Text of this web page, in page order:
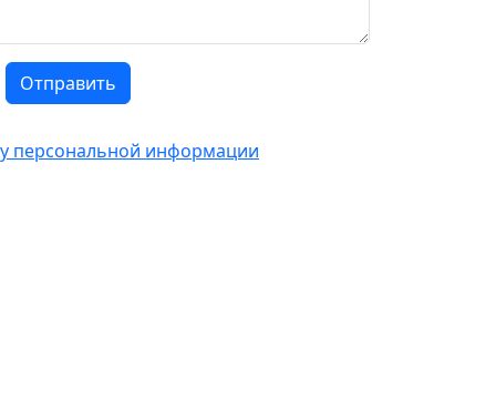
Отправить
персональной информации